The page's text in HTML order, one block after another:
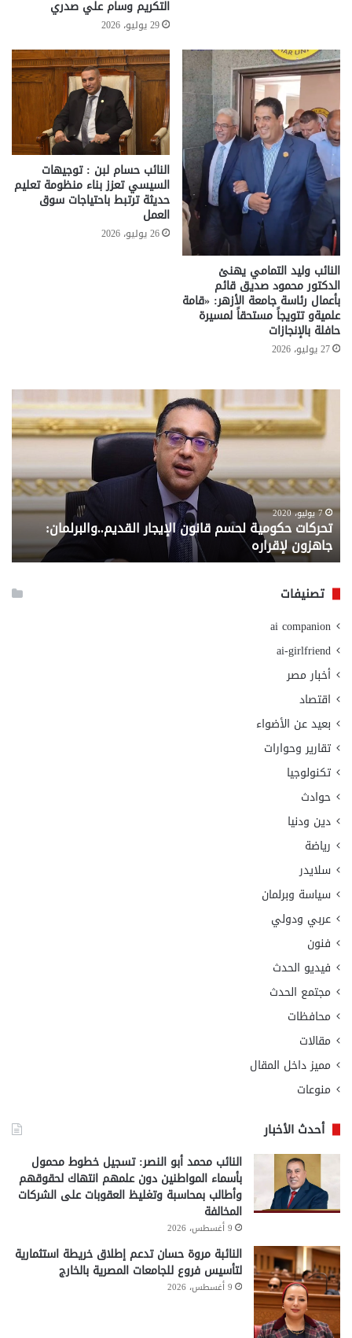
التكريم وسام علي صدري
29 يوليو، 2026
النائب وليد التمامي يهنئ
الدكتور محمود صديق قائم
بأعمال رئاسة جامعة الأزهر: «قامة
علميةو تتويجاً مستحقاً لمسيرة
حافلة بالإنجازات
27 يوليو، 2026
النائب حسام لبن : توجيهات
السيسي تعزز بناء منظومة تعليم
حديثة ترتبط باحتياجات سوق
العمل
26 يوليو، 2026
تحركات
حكومية
لحسم
قانون
القديم..والبرلمان:
جاهزون
لإقراره
7 يوليو، 2020
تحركات حكومية لحسم قانون الإيجار القديم..والبرلمان:
جاهزون لإقراره
..
من
تصنيفات
ai companion
ai-girlfriend
أخبار مصر
اقتصاد
بعيد عن الأضواء
تقارير وحوارات
تكنولوجيا
حوادث
دين ودنيا
رياضة
سلايدر
سياسة وبرلمان
عربي ودولي
فنون
فيديو الحدث
مجتمع الحدث
محافظات
مقالات
مميز داخل المقال
منوعات
أحدث الأخبار
النائب محمد أبو النصر: تسجيل خطوط محمول
بأسماء المواطنين دون علمهم انتهاك لحقوقهم
وأطالب بمحاسبة وتغليظ العقوبات على الشركات
المخالفة
9 أغسطس، 2026
النائبة مروة حسان تدعم إطلاق خريطة استثمارية
لتأسيس فروع للجامعات المصرية بالخارج
9 أغسطس، 2026